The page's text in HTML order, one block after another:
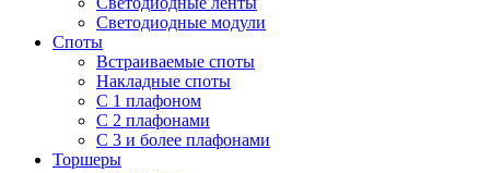
Светодиодные модули
Споты
Встраиваемые споты
Накладные споты
С 1 плафоном
С 2 плафонами
С 3 и более плафонами
Торшеры